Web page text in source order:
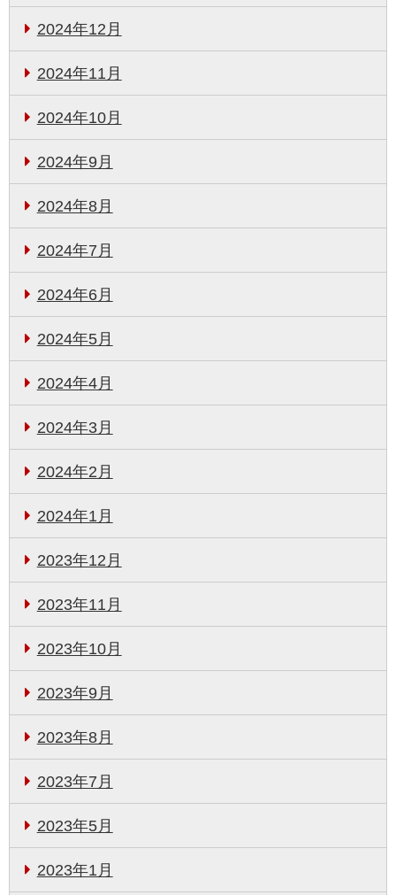
2024年12月
2024年11月
2024年10月
2024年9月
2024年8月
2024年7月
2024年6月
2024年5月
2024年4月
2024年3月
2024年2月
2024年1月
2023年12月
2023年11月
2023年10月
2023年9月
2023年8月
2023年7月
2023年5月
2023年1月